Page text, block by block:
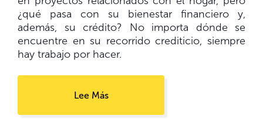
¿qué pasa con su bienestar financiero y,
además, su crédito? No importa dónde se
encuentre en su recorrido crediticio, siempre
hay trabajo por hacer.
Lee Más